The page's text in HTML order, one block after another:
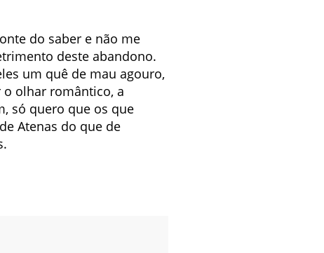
do saber e não me
deste abandono.
um quê de mau agouro,
olhar romântico, a
só quero que os que
Atenas do que de